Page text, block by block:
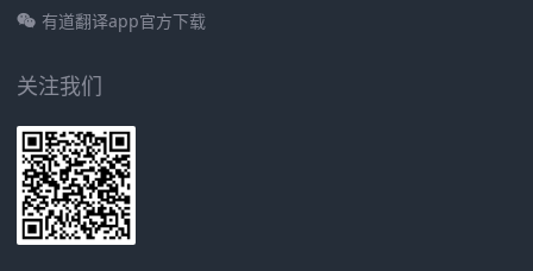
有道翻译app官方下载
关注我们